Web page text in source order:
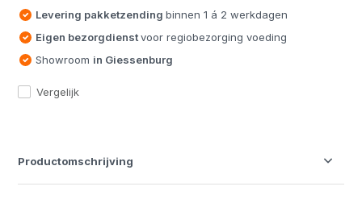
Levering pakketzendingbinnen 1 á 2 werkdagen
Eigen bezorgdienstvoor regiobezorging voeding
Showroom in Giessenburg
Vergelijk
Productomschrijving